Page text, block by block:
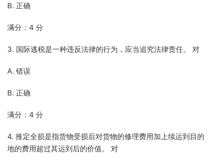
B. 正确
满分：4 分
3. 国际逃税是一种违反法律的行为，应当追究法律责任。 对
A. 错误
B. 正确
满分：4 分
4. 推定全损是指货物受损后对货物的修理费用加上续运到目的
地的费用超过其运到后的价值。 对